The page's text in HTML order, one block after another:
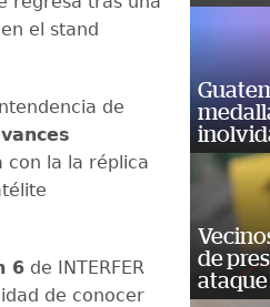
el stand
de
con la la réplica
6 de INTERFER
de conocer
de